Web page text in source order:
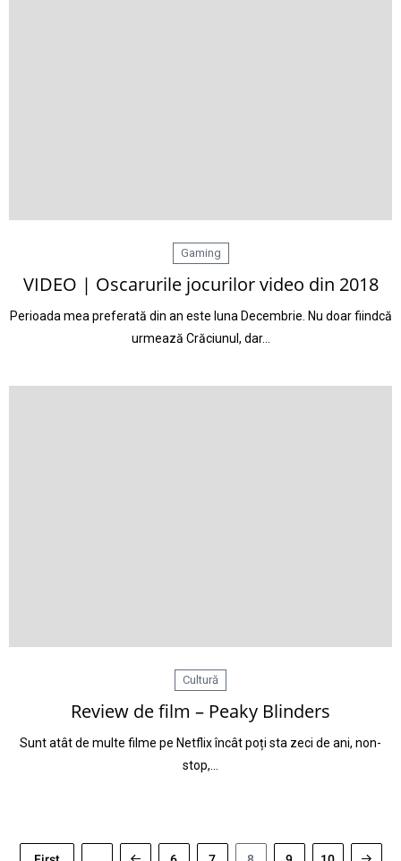
Gaming
VIDEO | Oscarurile jocurilor video din 2018
Perioada mea preferată din an este luna Decembrie. Nu doar fiindcă
urmează Crăciunul, dar…
Cultură
Review de film – Peaky Blinders
Sunt atât de multe filme pe Netflix încât poți sta zeci de ani, non-
stop,…